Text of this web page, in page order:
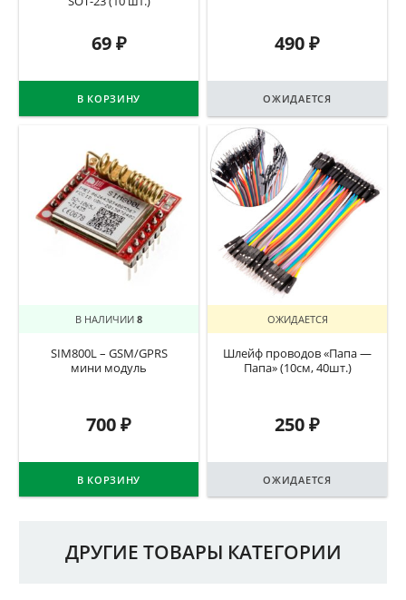
69₽
В КОРЗИНУ
490₽
ОЖИДАЕТСЯ
В НАЛИЧИИ 8
SIM800L – GSM/GPRS
мини модуль
700₽
В КОРЗИНУ
ОЖИДАЕТСЯ
Шлейф проводов «Папа —
Папа» (10см, 40шт.)
250₽
ОЖИДАЕТСЯ
ДРУГИЕ ТОВАРЫ КАТЕГОРИИ